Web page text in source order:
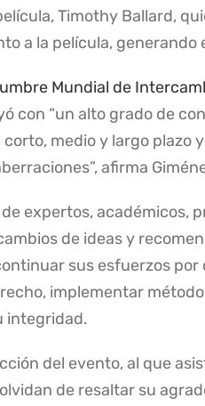
Timothy Ballard,
a la película,
Mundial de
con “un alto grado de
medio y largo plazo
afirma
expertos, académicos,
de ideas y
sus esfuerzos
implementar
integridad.
del evento, al que
de resaltar su